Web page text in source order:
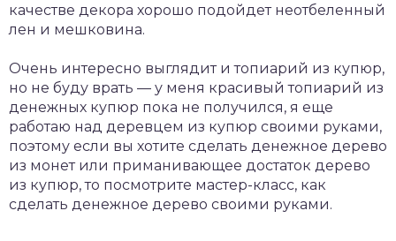
качестве декора хорошо подойдет неотбеленный
лен и мешковина.
Очень интересно выглядит и топиарий из купюр,
но не буду врать — у меня красивый топиарий из
денежных купюр пока не получился, я еще
работаю над деревцем из купюр своими руками,
поэтому если вы хотите сделать денежное дерево
из монет или приманивающее достаток дерево
из купюр, то посмотрите мастер-класс, как
сделать денежное дерево своими руками.